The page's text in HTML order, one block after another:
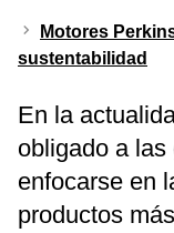
Motores
sustentabilidad
En la
obligado a
enfocarse en
productos